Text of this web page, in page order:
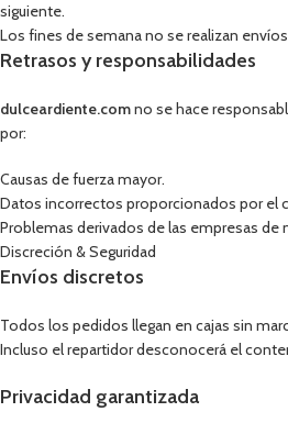
siguiente.
Los fines de semana no se realizan
Retrasos y responsabilidades
dulceardiente.comno se hace
por:
Causas de fuerza mayor.
Datos incorrectos proporcionados por el
Problemas derivados de las empresas de
Discreción & Seguridad
Envíos discretos
Todos los pedidos llegan en cajas sin
Incluso el repartidor desconocerá el
Privacidad garantizada